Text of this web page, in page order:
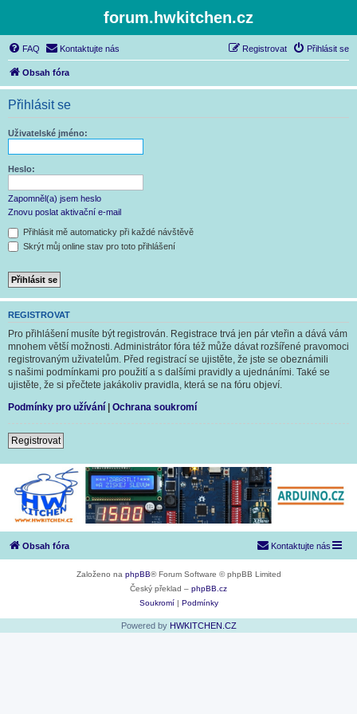
forum.hwkitchen.cz
FAQ Kontaktujte nás Přihlásit se
Registrovat
Obsah fóra
Přihlásit se
Uživatelské jméno:
Heslo:
Zapomněl(a) jsem heslo
Znovu poslat aktivační e-mail
Přihlásit mě automaticky při každé návštěvě
Skrýt můj online stav pro toto přihlášení
REGISTROVAT
Pro přihlášení musíte být registrován. Registrace trvá jen pár vteřin a dává vám
mnohem větší možnosti. Administrátor fóra též může dávat rozšířené pravomoci
registrovaným uživatelům. Před registrací se ujistěte, že jste se obeznámili
s našimi podmínkami pro použití a s dalšími pravidly a ujednáními. Také se
ujistěte, že si přečtete jakákoliv pravidla, která se na fóru objeví.
Podmínky pro užívání | Ochrana soukromí
Registrovat
Obsah fóra Kontaktujte nás
Založeno na phpBB® Forum Software © phpBB Limited
Český překlad – phpBB.cz
Soukromí| Podmínky
Powered by HWKITCHEN.CZ